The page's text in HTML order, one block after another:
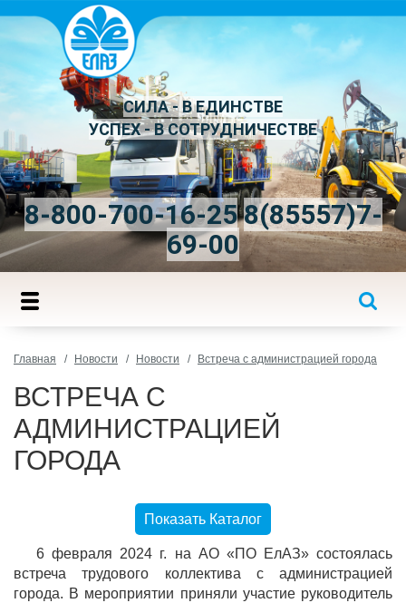
СИЛА - В ЕДИНСТВЕ
УСПЕХ - В СОТРУДНИЧЕСТВЕ
8-800-700-16-258(85557)7-
69-00
Главная Новости Новости Встреча с администрацией города
ВСТРЕЧА С
АДМИНИСТРАЦИЕЙ
ГОРОДА
Показать Каталог
6 февраля 2024 г. на АО «ПО ЕлАЗ» состоялась
встреча трудового коллектива с администрацией
города. В мероприятии приняли участие руководитель